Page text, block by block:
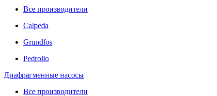
Все производители
Calpeda
Grundfos
Pedrollo
Диафрагменные насосы
Все производители